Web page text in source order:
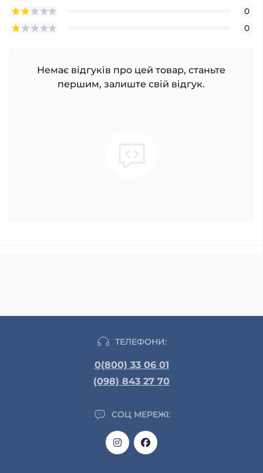
0
0
Немає відгуків про цей товар, станьте
першим, залиште свій відгук.
ТЕЛЕФОНИ:
0(800) 33 06 01
(098) 843 27 70
СОЦ МЕРЕЖІ: